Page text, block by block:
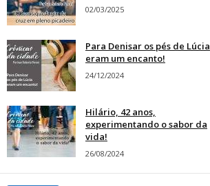
02/03/2025
Para Denisar os pés de Lúcia
eram um encanto!
24/12/2024
Hilário, 42 anos,
experimentando o sabor da
vida!
26/08/2024